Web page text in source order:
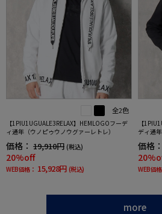
全2色
【1PIU1UGUALE3RELAX】HEMLOGOフーデ
ィ通年（ウノピゥウノウグァーレトレ）
価格： 19,910円 (税込)
20%off
WEB価格： 15,928円 (税込)
【
ディ通
価格：
WEB価格
more